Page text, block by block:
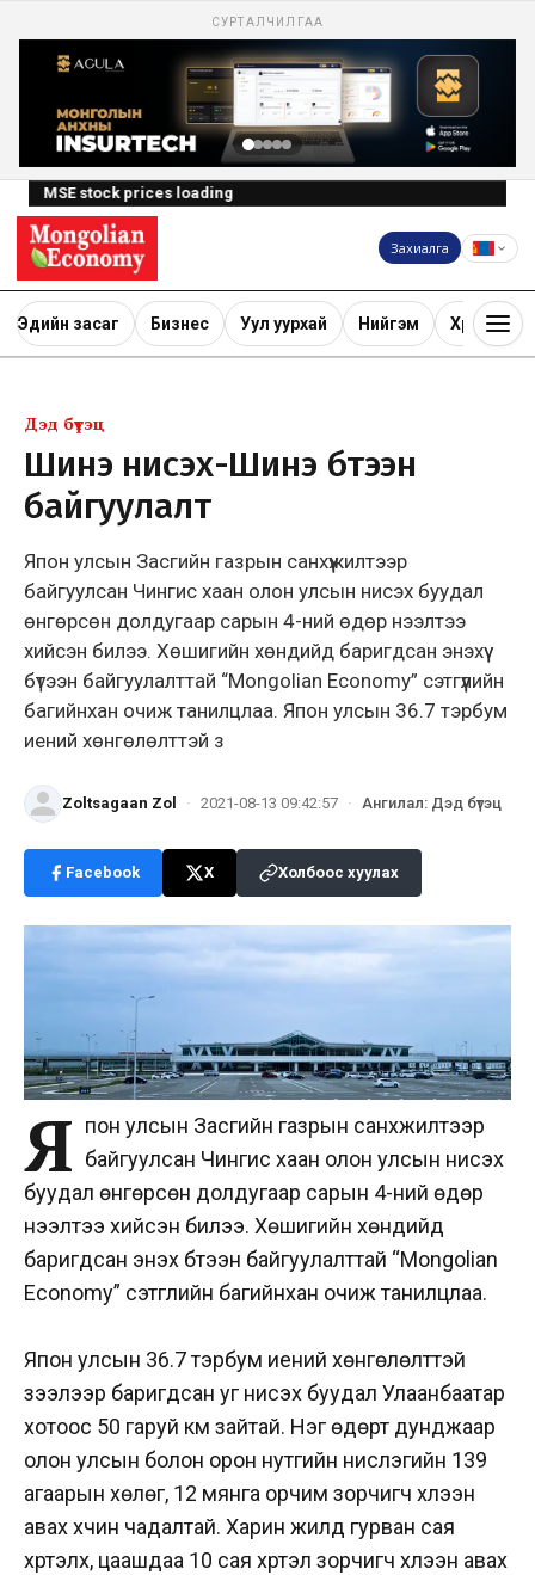
СУРТАЛЧИЛГАА
MSE stock prices loading
Захиалга
Эдийн засаг Бизнес Уул уурхай Нийгэм Хөрөнгө
Дэд бүтэц
Шинэ нисэх-Шинэ бүтээн
байгуулалт
Япон улсын Засгийн газрын санхүүжилтээр
байгуулсан Чингис хаан олон улсын нисэх буудал
өнгөрсөн долдугаар сарын 4-ний өдөр нээлтээ
хийсэн билээ. Хөшигийн хөндийд баригдсан энэхүү
бүтээн байгуулалттай “Mongolian Economy” сэтгүүлийн
багийнхан очиж танилцлаа. Япон улсын 36.7 тэрбум
иений хөнгөлөлттэй з
Zoltsagaan Zol · 2021-08-13 09:42:57 · Ангилал: Дэд бүтэц
Facebook X Холбоос хуулах
Я пон улсын Засгийн газрын санхүүжилтээр
байгуулсан Чингис хаан олон улсын нисэх
буудал өнгөрсөн долдугаар сарын 4-ний өдөр
нээлтээ хийсэн билээ. Хөшигийн хөндийд
баригдсан энэхүү бүтээн байгуулалттай “Mongolian
Economy” сэтгүүлийн багийнхан очиж танилцлаа.
Япон улсын 36.7 тэрбум иений хөнгөлөлттэй
зээлээр баригдсан уг нисэх буудал Улаанбаатар
хотоос 50 гаруй км зайтай. Нэг өдөрт дунджаар
олон улсын болон орон нутгийн нислэгийн 139
агаарын хөлөг, 12 мянга орчим зорчигч хүлээн
авах хүчин чадалтай. Харин жилд гурван сая
хүртэлх, цаашдаа 10 сая хүртэл зорчигч хүлээн авах